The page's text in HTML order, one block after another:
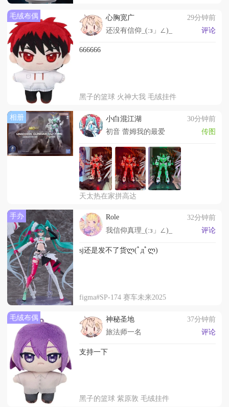
毛绒布偶 心胸宽广
29分钟前
还没有信仰_(:з」∠)_
评论
666666
黑子的篮球 火神大我 毛绒挂件
相册 小白混江湖
30分钟前
初音 蕾姆我的最爱
传图
天太热在家拼高达
手办 Role
32分钟前
我信仰真理_(:з」∠)_
评论
sj还是发不了货ლ(ﾟдﾟლ)
figma#SP-174 赛车未来2025
毛绒布偶 神秘圣地
37分钟前
旅法师一名
评论
支持一下
黑子的篮球 紫原敦 毛绒挂件